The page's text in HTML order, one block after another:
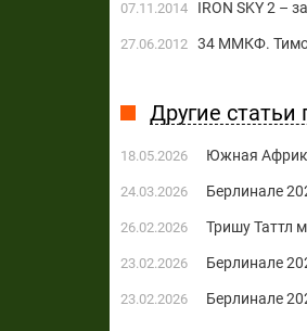
07.11.2014 IRON SKY 2 –
27.06.2012 34 ММКФ. Тимо
Другие
18.05.2026 Южная
24.03.2026 Берлинале
26.02.2026 Тришу Таттл
23.02.2026 Берлинале
23.02.2026 Берлинале